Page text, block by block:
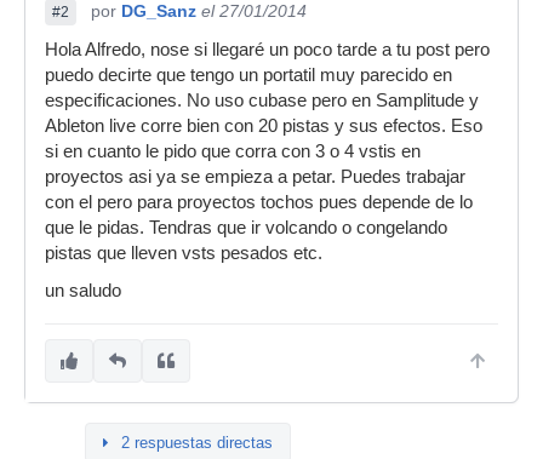
#2 por DG_Sanz el 27/01/2014
Hola Alfredo, nose si llegaré un poco tarde a tu post pero
puedo decirte que tengo un portatil muy parecido en
especificaciones. No uso cubase pero en Samplitude y
Ableton live corre bien con 20 pistas y sus efectos. Eso
si en cuanto le pido que corra con 3 o 4 vstis en
proyectos asi ya se empieza a petar. Puedes trabajar
con el pero para proyectos tochos pues depende de lo
que le pidas. Tendras que ir volcando o congelando
pistas que lleven vsts pesados etc.
un saludo
2 respuestas directas